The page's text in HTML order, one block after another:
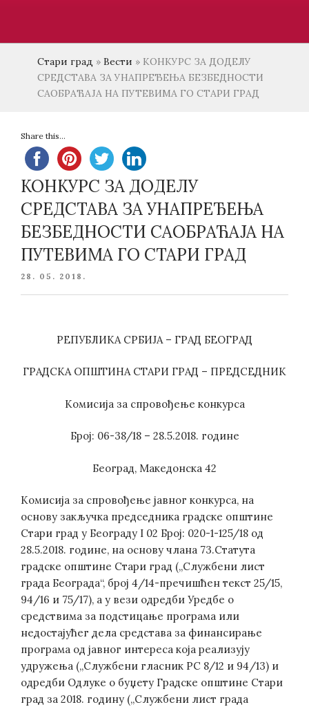
Стари град » Вести » КОНКУРС ЗА ДОДЕЛУ
СРЕДСТАВА ЗА УНАПРЕЂЕЊА БЕЗБЕДНОСТИ
САОБРАЋАЈА НА ПУТЕВИМА ГО СТАРИ ГРАД
Share this...
КОНКУРС ЗА ДОДЕЛУ
СРЕДСТАВА ЗА УНАПРЕЂЕЊА
БЕЗБЕДНОСТИ САОБРАЋАЈА НА
ПУТЕВИМА ГО СТАРИ ГРАД
POSTED
28. 05. 2018.
РЕПУБЛИКА СРБИЈА – ГРАД БЕОГРАД
ГРАДСКА ОПШТИНА СТАРИ ГРАД – ПРЕДСЕДНИК
Комисија за спровођење конкурса
Број: 06-38/18 – 28.5.2018. године
Београд, Македонска 42
Комисија за спровођење јавног конкурса, на
основу закључка председника градске општине
Стари град у Београду I 02 Број: 020-1-125/18 од
28.5.2018. године, на основу члана 73.Статута
градске општине Стари град („Службени лист
града Београда“, број 4/14-пречишћен текст 25/15,
94/16 и 75/17), а у вези одредби Уредбе о
средствима за подстицање програма или
недостајућег дела средстава за финансирање
програма од јавног интереса која реализују
удружења („Службени гласник РС 8/12 и 94/13) и
одредби Одлуке о буџету Градске општине Стари
град за 2018. годину („Службени лист града